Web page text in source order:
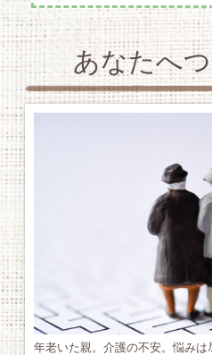
あなたへ
年老いた親。介護の不安。悩みは